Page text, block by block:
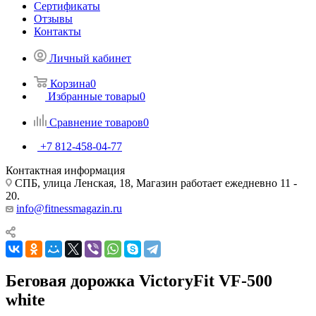
Сертификаты
Отзывы
Контакты
Личный кабинет
Корзина0
Избранные товары0
Сравнение товаров0
+7 812-458-04-77
Контактная информация
СПБ, улица Ленская, 18, Магазин работает ежедневно 11 -
20.
info@fitnessmagazin.ru
Беговая дорожка VictoryFit VF-500
white